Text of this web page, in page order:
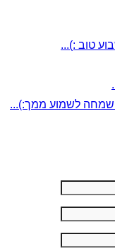
טוב :)...
שמחה לשמוע ממך:)...